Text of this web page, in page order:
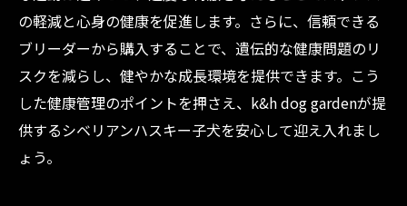
の軽減と心身の健康を促進します。さらに、信頼できる
ブリーダーから購入することで、遺伝的な健康問題のリ
スクを減らし、健やかな成長環境を提供できます。こう
した健康管理のポイントを押さえ、k&h dog gardenが提
供するシベリアンハスキー子犬を安心して迎え入れまし
ょう。